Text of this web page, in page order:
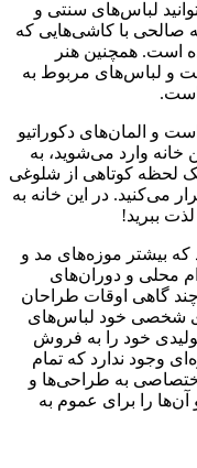
لباس‌های سنتی و
صالحی با کاشی‌هایی که
است. همچنین هنر
و لباس‌های مربوط به
است.
و المان‌های دکوراتیو
خانه وارد می‌شوید، به
لحظه کوتاهی از شلوغی
می‌کنید. در این خانه به
ببرید!
بیشتر موزه‌های مد و
محلی و دوران‌های
گاهی اوقات طراحان
شخصی خود لباس‌های
خود را به فروش
وجود ندارد که تمام
به طراحی‌ها و
را برای عموم به